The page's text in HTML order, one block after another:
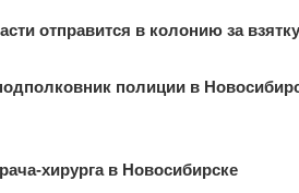
отправится в колонию за взятку
полиции в
хирурга в Новосибирске